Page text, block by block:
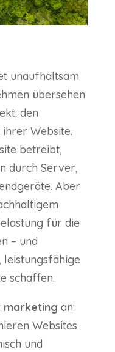
unaufhaltsam
übersehen
den
Website.
betreibt,
durch Server,
Aber
für die
– und
leistungsfähige
schaffen.
marketing an:
Websites
und